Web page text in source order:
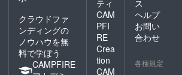
クラウドファ
ンディングの
ノウハウを無
料で学ぼう
CAMPFIRE
ティ
CAM
PFI
RE
Crea
tion
CAM
ス
ヘルプ
お問い
合わせ
各種規定